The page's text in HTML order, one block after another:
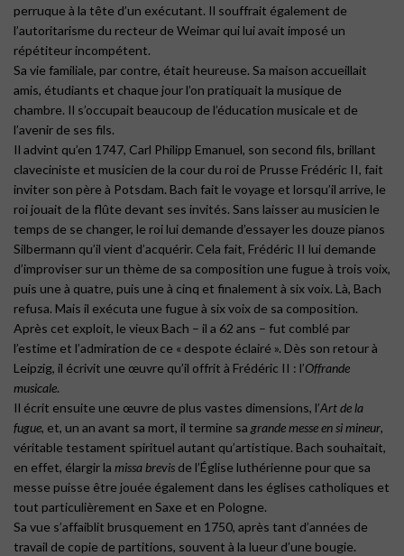
perruque à la tête d’un exécutant. Il souffrait également de
l’autoritarisme du recteur de Weimar qui lui avait imposé un
répétiteur incompétent.
Sa vie familiale, par contre, était heureuse. Sa maison accueillait
amis, étudiants et chaque jour l’on pratiquait la musique de
chambre. Il s’occupait beaucoup de l’éducation musicale et de
l’avenir de ses fils.
Il advint qu’en 1747, Carl Philipp Emanuel, son second fils, brillant
claveciniste et musicien de la cour du roi de Prusse Frédéric II, fait
inviter son père à Potsdam. Bach fait le voyage et lorsqu’il arrive, le
roi jouait de la flûte devant ses invités. Sans laisser au musicien le
temps de se changer, le roi lui demande d’essayer les douze pianos
Silbermann qu’il vient d’acquérir. Cela fait, Frédéric II lui demande
d’improviser sur un thème de sa composition une fugue à trois voix,
puis une à quatre, puis une à cinq et finalement à six voix. Là, Bach
refusa. Mais il exécuta une fugue à six voix de sa composition.
Après cet exploit, le vieux Bach – il a 62 ans – fut comblé par
l’estime et l’admiration de ce « despote éclairé ». Dès son retour à
Leipzig, il écrivit une œuvre qu’il offrit à Frédéric II : l’Offrande
musicale.
Il écrit ensuite une œuvre de plus vastes dimensions, l’Art de la
fugue, et, un an avant sa mort, il termine sa grande messe en si mineur,
véritable testament spirituel autant qu’artistique. Bach souhaitait,
en effet, élargir la missa brevis de l’Église luthérienne pour que sa
messe puisse être jouée également dans les églises catholiques et
tout particulièrement en Saxe et en Pologne.
Sa vue s’affaiblit brusquement en 1750, après tant d’années de
travail de copie de partitions, souvent à la lueur d’une bougie.